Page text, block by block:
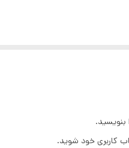
کاربری خود شوید.